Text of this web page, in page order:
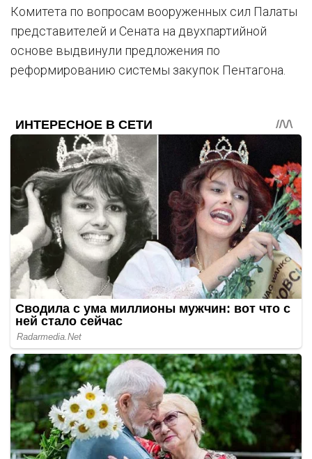
Комитета по вопросам вооруженных сил Палаты
представителей и Сената на двухпартийной
основе выдвинули предложения по
реформированию системы закупок Пентагона.